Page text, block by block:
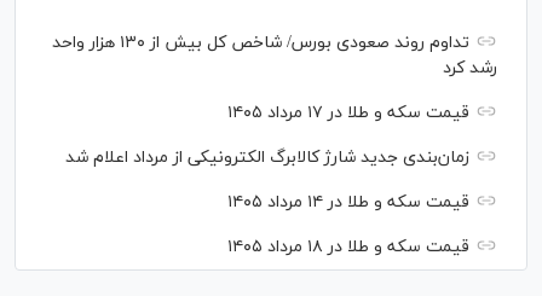
تداوم روند صعودی بورس/ شاخص کل بیش از ۱۳۰ هزار واحد
رشد کرد
قیمت سکه و طلا در ۱۷ مرداد ۱۴۰۵
زمان‌بندی جدید شارژ کالابرگ الکترونیکی از مرداد اعلام شد
قیمت سکه و طلا در ۱۴ مرداد ۱۴۰۵
قیمت سکه و طلا در ۱۸ مرداد ۱۴۰۵